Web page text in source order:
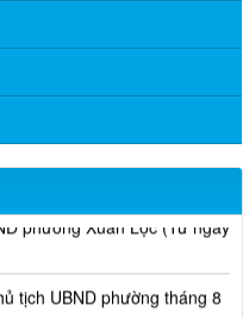
phường Xuân Lộc (Từ ngày
tịch UBND phường tháng 8